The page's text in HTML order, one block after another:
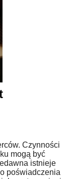
Czynności
mogą być
istnieje
poświadczenia